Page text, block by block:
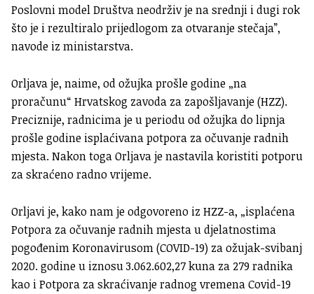
Poslovni model Društva neodrživ je na srednji i dugi rok
što je i rezultiralo prijedlogom za otvaranje stečaja”,
navode iz ministarstva.
Orljava je, naime, od ožujka prošle godine „na
proračunu“ Hrvatskog zavoda za zapošljavanje (HZZ).
Preciznije, radnicima je u periodu od ožujka do lipnja
prošle godine isplaćivana potpora za očuvanje radnih
mjesta. Nakon toga Orljava je nastavila koristiti potporu
za skraćeno radno vrijeme.
Orljavi je, kako nam je odgovoreno iz HZZ-a, „isplaćena
Potpora za očuvanje radnih mjesta u djelatnostima
pogođenim Koronavirusom (COVID-19) za ožujak-svibanj
2020. godine u iznosu 3.062.602,27 kuna za 279 radnika
kao i Potpora za skraćivanje radnog vremena Covid-19